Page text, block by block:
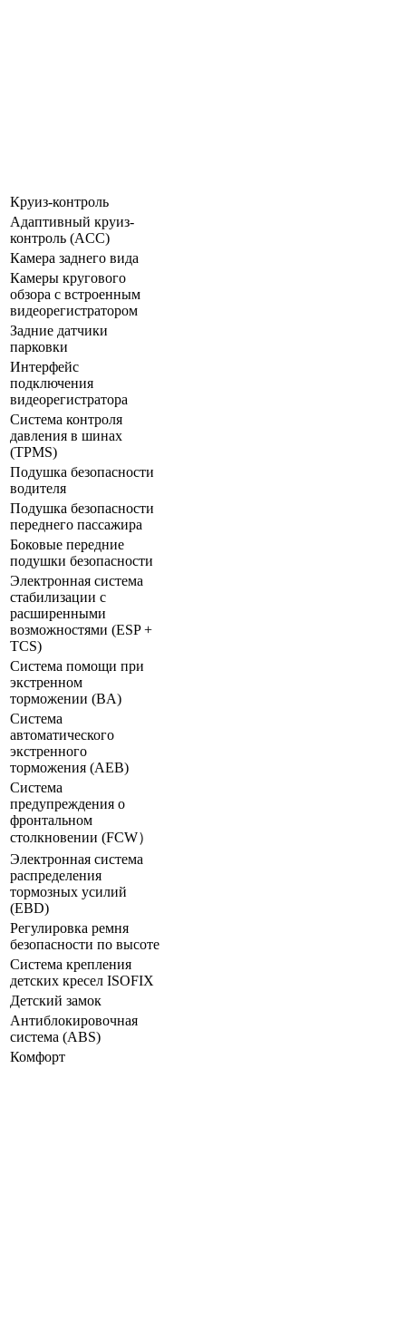
Круиз-контроль
Адаптивный круиз-
контроль (ACC)
Камера заднего вида
Камеры кругового
обзора с встроенным
видеорегистратором
Задние датчики
парковки
Интерфейс
подключения
видеорегистратора
Система контроля
давления в шинах
(TPMS)
Подушка безопасности
водителя
Подушка безопасности
переднего пассажира
Боковые передние
подушки безопасности
Электронная система
стабилизации с
расширенными
возможностями (ESP +
TCS)
Система помощи при
экстренном
торможении (BA)
Система
автоматического
экстренного
торможения (AEB)
Система
предупреждения о
фронтальном
столкновении (FCW）
Электронная система
распределения
тормозных усилий
(ЕВD)
Регулировка ремня
безопасности по высоте
Система крепления
детских кресел ISOFIX
Детский замок
Антиблокировочная
система (ABS)
Комфорт